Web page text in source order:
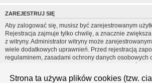
Strona ta używa plików cookies (tzw.
ZAREJESTRUJ SIĘ
Aby zalogować się, musisz być zarejestrowanym
Rejestracja zajmuje tylko chwilę, a znacznie
z witryny. Administrator witryny może
wiele dodatkowych uprawnień. Przed rejestracją
regulaminem, zasadami ochrony danych osobowych
często zadawane pytania (FAQ), gdzie jest
zagadnień dotyczących funkcjonowania witryny.